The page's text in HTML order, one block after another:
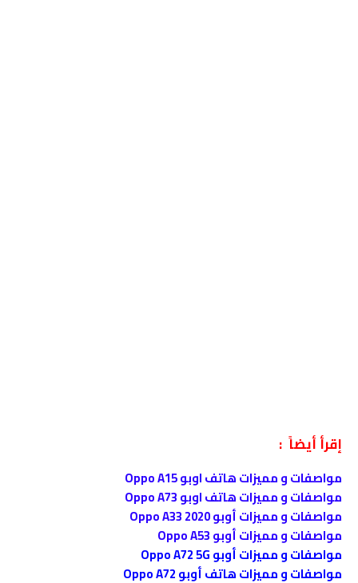
إقرأ أيضاً :
مواصفات و مميزات هاتف اوبو Oppo A15
مواصفات و مميزات هاتف اوبو Oppo A73
مواصفات و مميزات أوبو Oppo A33 2020
مواصفات و مميزات أوبو Oppo A53
مواصفات و مميزات أوبو Oppo A72 5G
مواصفات و مميزات هاتف أوبو Oppo A72